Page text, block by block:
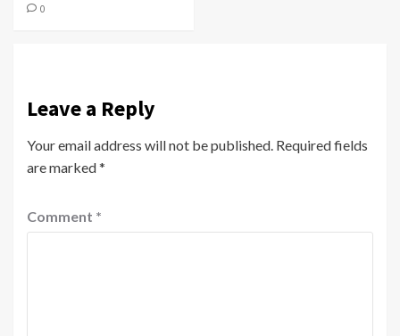
0
Leave a Reply
Your email address will not be published. Required fields
are marked*
Comment *